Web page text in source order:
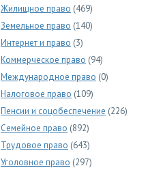
Жилищное право (469)
Земельное право (140)
Интернет и право (3)
Коммерческое право (94)
Международное право (0)
Налоговое право (109)
Пенсии и соцобеспечение (226)
Семейное право (892)
Трудовое право (643)
Уголовное право (297)